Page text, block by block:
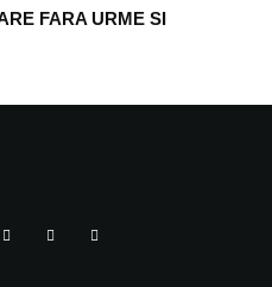
FARA URME SI